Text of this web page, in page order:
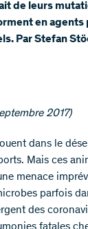
de leurs
en agents
Par Stefan
2017)​​​
dans le
Mais ces
menace
parfois
des